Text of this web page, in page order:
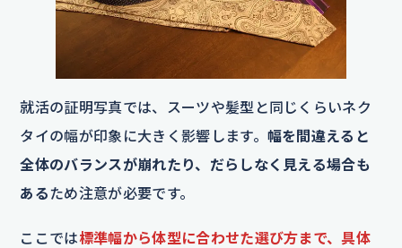
就活の証明写真では、スーツや髪型と同じくらいネク
タイの幅が印象に大きく影響します。 幅を間違えると
全体のバランスが崩れたり、だらしなく見える場合も
あるため注意が必要です。
ここでは標準幅から体型に合わせた選び方まで、具体